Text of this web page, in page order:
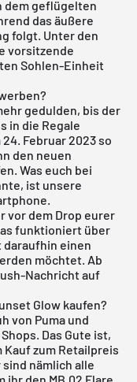
dem geflügelten
das äußere
folgt. Unter den
vorsitzende
Sohlen-Einheit
gedulden, bis der
in die Regale
Februar 2023 so
den neuen
Was euch bei
ist unsere
vor dem Drop eurer
funktioniert über
daraufhin einen
möchtet. Ab
Nachricht auf
Glow kaufen?
von Puma und
Das Gute ist,
zum Retailpreis
sind nämlich alle